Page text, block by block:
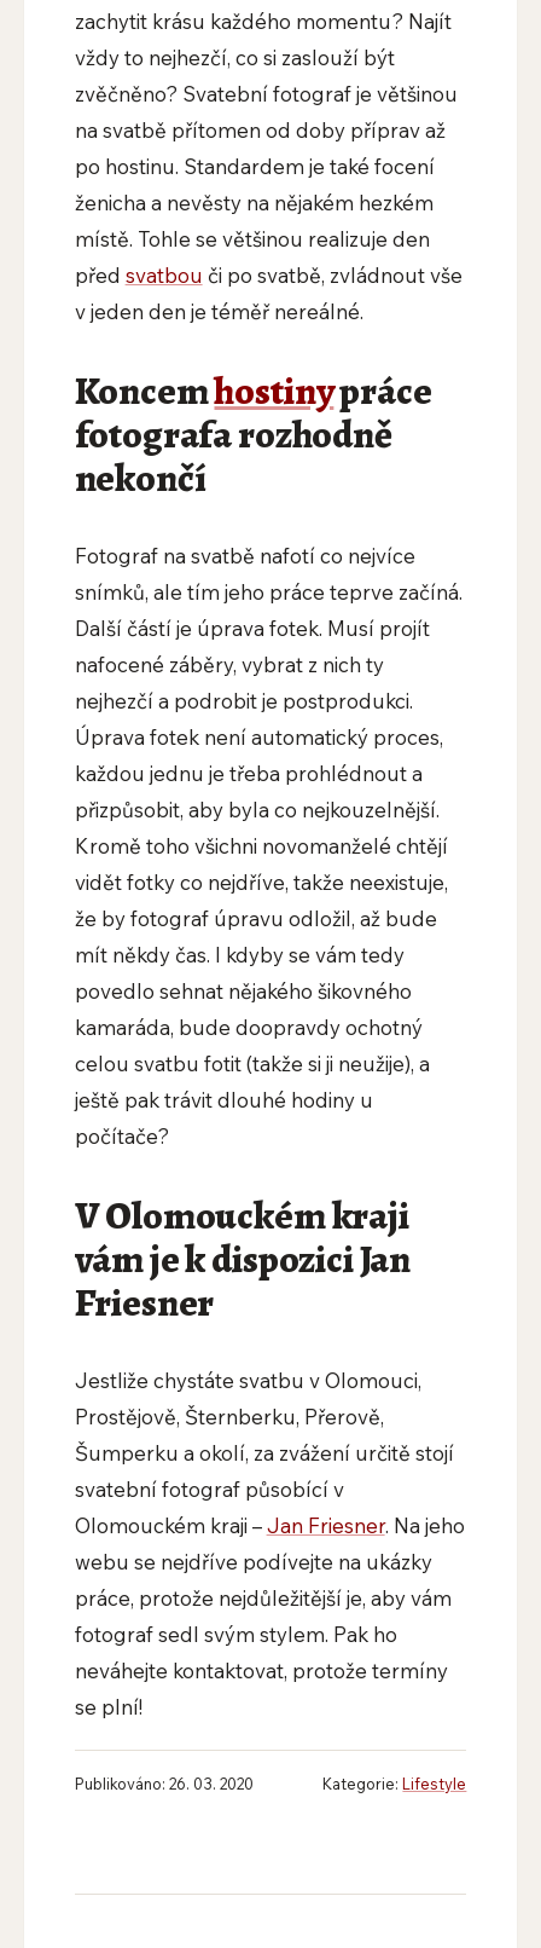
zachytit krásu každého momentu? Najít
vždy to nejhezčí, co si zaslouží být
zvěčněno? Svatební fotograf je většinou
na svatbě přítomen od doby příprav až
po hostinu. Standardem je také focení
ženicha a nevěsty na nějakém hezkém
místě. Tohle se většinou realizuje den
před svatbou či po svatbě, zvládnout vše
v jeden den je téměř nereálné.
Koncemhostinypráce
fotografa rozhodně
nekončí
Fotograf na svatbě nafotí co nejvíce
snímků, ale tím jeho práce teprve začíná.
Další částí je úprava fotek. Musí projít
nafocené záběry, vybrat z nich ty
nejhezčí a podrobit je postprodukci.
Úprava fotek není automatický proces,
každou jednu je třeba prohlédnout a
přizpůsobit, aby byla co nejkouzelnější.
Kromě toho všichni novomanželé chtějí
vidět fotky co nejdříve, takže neexistuje,
že by fotograf úpravu odložil, až bude
mít někdy čas. I kdyby se vám tedy
povedlo sehnat nějakého šikovného
kamaráda, bude doopravdy ochotný
celou svatbu fotit (takže si ji neužije), a
ještě pak trávit dlouhé hodiny u
počítače?
V Olomouckém kraji
vám je k dispozici Jan
Friesner
Jestliže chystáte svatbu v Olomouci,
Prostějově, Šternberku, Přerově,
Šumperku a okolí, za zvážení určitě stojí
svatební fotograf působící v
Olomouckém kraji –Jan Friesner. Na jeho
webu se nejdříve podívejte na ukázky
práce, protože nejdůležitější je, aby vám
fotograf sedl svým stylem. Pak ho
neváhejte kontaktovat, protože termíny
se plní!
Publikováno: 26. 03. 2020 Kategorie:Lifestyle